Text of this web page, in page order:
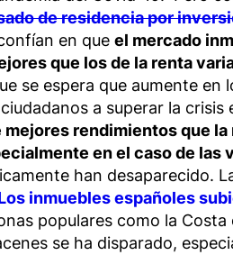
de residencia por
en que el mercado
que los de la renta
se espera que aumente en
a superar la
rendimientos que
en el caso de las
han desaparecido.
inmuebles españoles
populares como la Costa
se ha disparado,